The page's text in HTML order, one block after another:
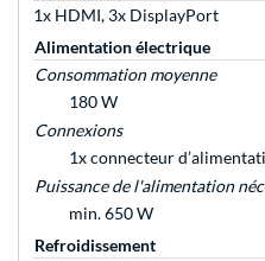
1x HDMI, 3x DisplayPort
Alimentation électrique
Consommation moyenne
180 W
Connexions
1x connecteur
Puissance de l'alimentation
min. 650 W
Refroidissement